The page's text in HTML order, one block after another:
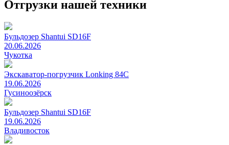
Отгрузки нашей техники
Бульдозер Shantui SD16F
20.06.2026
Чукотка
Экскаватор-погрузчик Lonking 84C
19.06.2026
Гусиноозёрск
Бульдозер Shantui SD16F
19.06.2026
Владивосток